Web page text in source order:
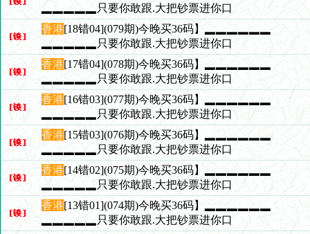
▂▂▂▂▂只要你敢跟.大把钞票进你口
香港[18错04](079期)今晚买36码】▂▂▂▂▂▂
▂▂▂▂▂只要你敢跟.大把钞票进你口
香港[17错04](078期)今晚买36码】▂▂▂▂▂▂
▂▂▂▂▂只要你敢跟.大把钞票进你口
香港[16错03](077期)今晚买36码】▂▂▂▂▂▂
▂▂▂▂▂只要你敢跟.大把钞票进你口
香港[15错03](076期)今晚买36码】▂▂▂▂▂▂
▂▂▂▂▂只要你敢跟.大把钞票进你口
香港[14错02](075期)今晚买36码】▂▂▂▂▂▂
▂▂▂▂▂只要你敢跟.大把钞票进你口
香港[13错01](074期)今晚买36码】▂▂▂▂▂▂
▂▂▂▂▂只要你敢跟.大把钞票进你口